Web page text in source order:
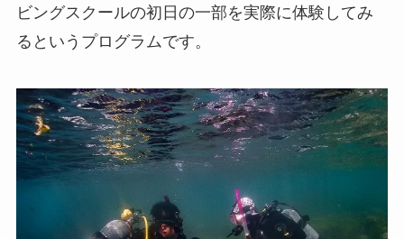
ビングスクールの初日の一部を実際に体験してみ
るというプログラムです。